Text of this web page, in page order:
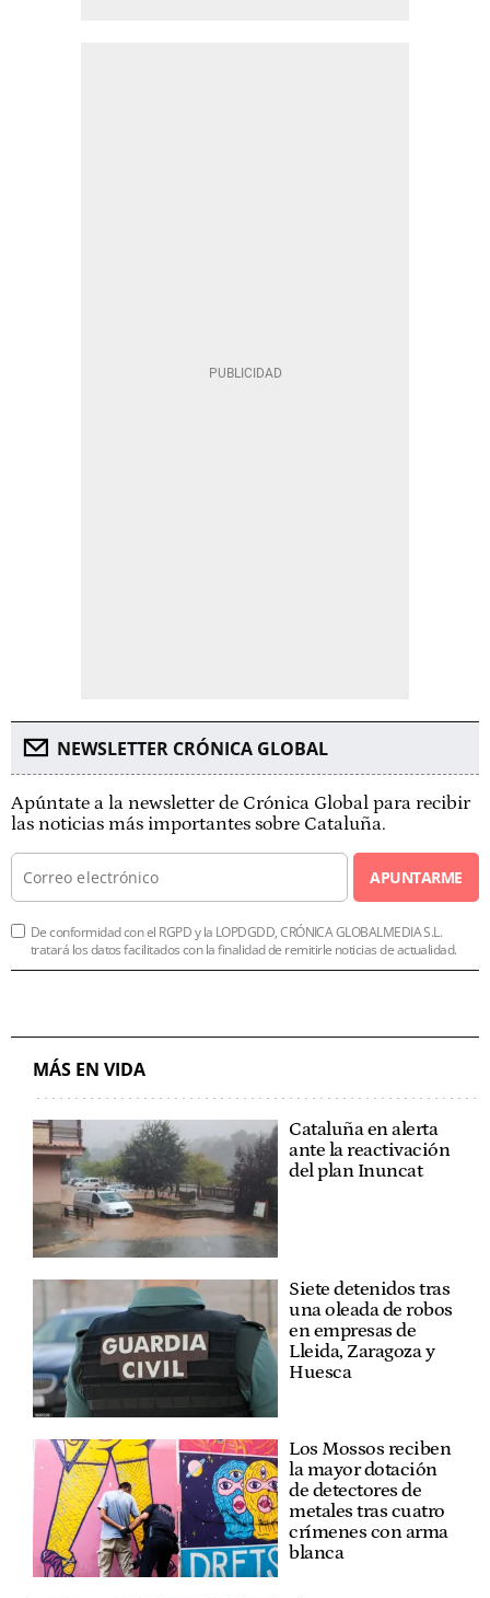
NEWSLETTER CRÓNICA GLOBAL
Apúntate a la newsletter de Crónica Global para recibir
las noticias más importantes sobre Cataluña.
APUNTARME
De conformidad con el RGPD y la LOPDGDD, CRÓNICA GLOBALMEDIA S.L.
tratará los datos facilitados con la finalidad de remitirle noticias de actualidad.
MÁS EN VIDA
Cataluña en alerta
ante la reactivación
del plan Inuncat
Siete detenidos tras
una oleada de robos
en empresas de
Lleida, Zaragoza y
Huesca
Los Mossos reciben
la mayor dotación
de detectores de
metales tras cuatro
crímenes con arma
blanca